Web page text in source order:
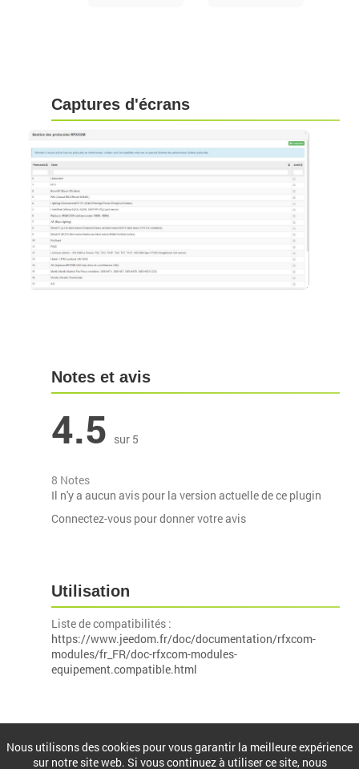
Captures d'écrans
Notes et avis
4.5 sur 5
8 Notes
Il n'y a aucun avis pour la version actuelle de ce plugin
Connectez-vous pour donner votre avis
Utilisation
Liste de compatibilités :
https://www.jeedom.fr/doc/documentation/rfxcom-
modules/fr_FR/doc-rfxcom-modules-
equipement.compatible.html
Nous utilisons des cookies pour vous garantir la meilleure expérience
sur notre site web. Si vous continuez à utiliser ce site, nous